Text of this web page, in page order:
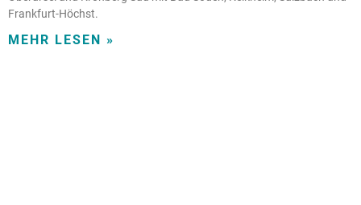
Frankfurt-Höchst.
MEHR LESEN »